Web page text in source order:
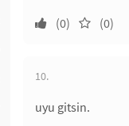
(0)
(0)
10.
uyu gitsin.